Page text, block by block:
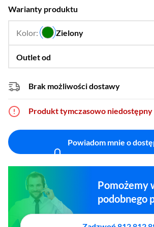
Warianty produktu
Kolor: Zielony
Outlet od
Brak możliwości dostawy
Produkt tymczasowo niedostępny
Powiadom mnie o
Pomożemy
podobnego